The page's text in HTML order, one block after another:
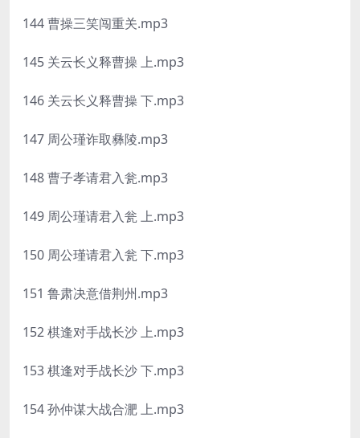
144 曹操三笑闯重关.mp3
145 关云长义释曹操 上.mp3
146 关云长义释曹操 下.mp3
147 周公瑾诈取彝陵.mp3
148 曹子孝请君入瓮.mp3
149 周公瑾请君入瓮 上.mp3
150 周公瑾请君入瓮 下.mp3
151 鲁肃决意借荆州.mp3
152 棋逢对手战长沙 上.mp3
153 棋逢对手战长沙 下.mp3
154 孙仲谋大战合淝 上.mp3